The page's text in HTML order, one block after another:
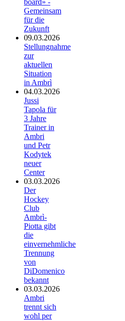
Gemeinsam
für die
Zukunft
09.03.2026
Stellungnahme
zur
aktuellen
Situation
in Ambrì
04.03.2026
Jussi
Tapola für
3 Jahre
Trainer in
Ambri
und Petr
Kodytek
neuer
Center
03.03.2026
Der
Hockey
Club
Ambrì-
Piotta gibt
die
einvernehmliche
Trennung
von
DiDomenico
bekannt
03.03.2026
Ambri
trennt sich
wohl per